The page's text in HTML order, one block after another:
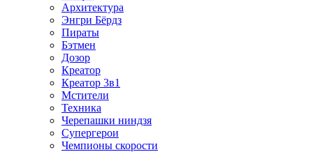
Архитектура
Энгри Бёрдз
Пираты
Бэтмен
Дозор
Креатор
Креатор 3в1
Мстители
Техника
Черепашки ниндзя
Супергерои
Чемпионы скорости